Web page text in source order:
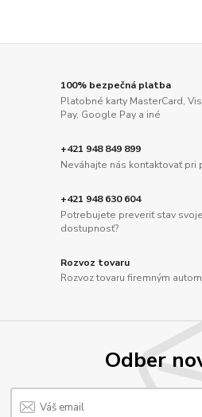
100% bezpečná platba
Platobné karty MasterCard,
Pay, Google Pay a iné
+421 948 849 899
Neváhajte nás kontaktovať
+421 948 630 604
Potrebujete preveriť stav
dostupnosť?
Rozvoz tovaru
Rozvoz tovaru firemným
Odber